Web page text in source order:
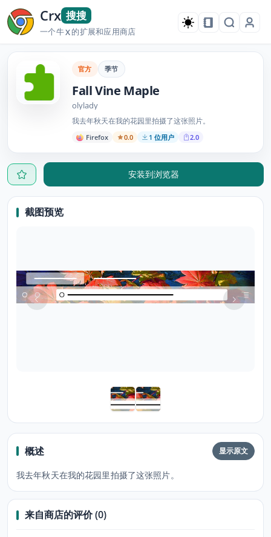
Crx 搜搜
一个牛X的扩展和应用商店
官方 季节
Fall Vine Maple
olylady
我去年秋天在我的花园里拍摄了这张照片。
Firefox 0.0 1 位用户 2.0
安装到浏览器
截图预览
概述 显示原文
我去年秋天在我的花园里拍摄了这张照片。
来自商店的评价 (0)